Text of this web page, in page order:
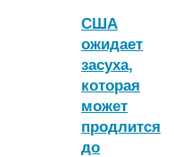
инвалидностью
подвергается
насилию"
США
ожидает
засуха,
которая
может
продлится
до